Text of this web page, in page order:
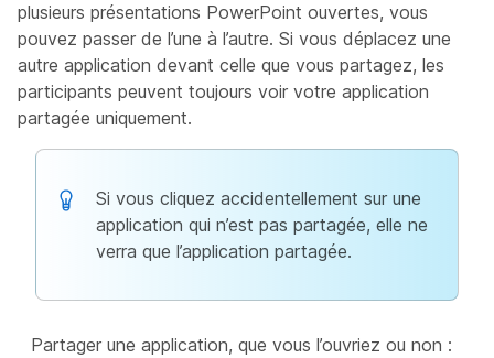
plusieurs présentations PowerPoint ouvertes, vous
pouvez passer de l’une à l’autre. Si vous déplacez une
autre application devant celle que vous partagez, les
participants peuvent toujours voir votre application
partagée uniquement.
Si vous cliquez accidentellement sur une
application qui n’est pas partagée, elle ne
verra que l’application partagée.
Partager une application, que vous l’ouvriez ou non :